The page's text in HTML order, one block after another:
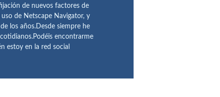
de nuevos factores de
de Netscape Navigator, y
los años.Desde siempre he
encontrarme
estoy en la red social